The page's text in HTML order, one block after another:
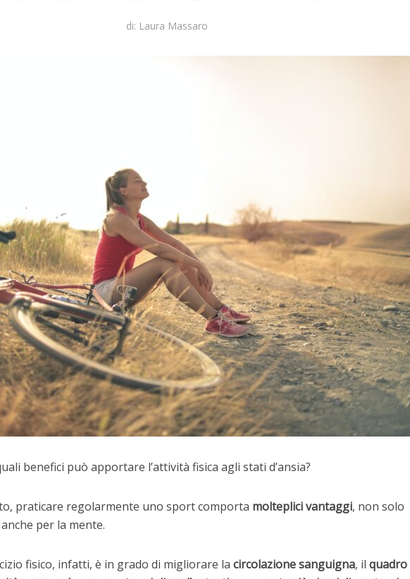
di: Laura Massaro
benefici può apportare l’attività fisica agli stati d’ansia?
praticare regolarmente uno sport comporta molteplici vantaggi, non solo
per la mente.
fisico, infatti, è in grado di migliorare la circolazione sanguigna, il quadro